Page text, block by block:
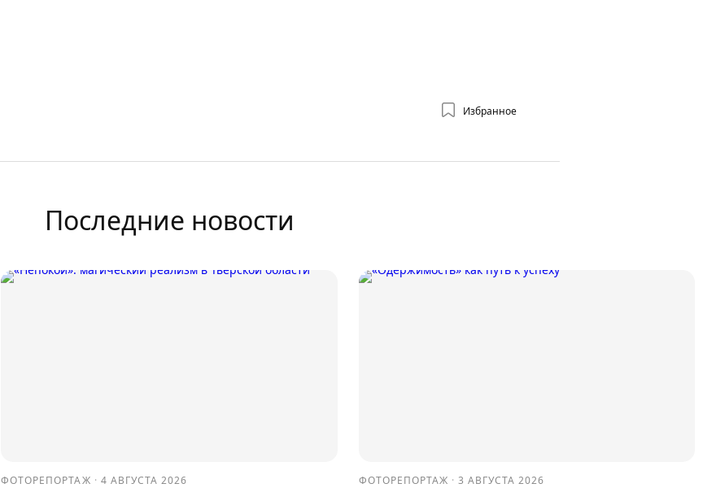
Избранное
Последние новости
ФОТОРЕПОРТАЖ · 4 АВГУСТА 2026 ФОТОРЕПОРТАЖ · 3 АВГУСТА 2026